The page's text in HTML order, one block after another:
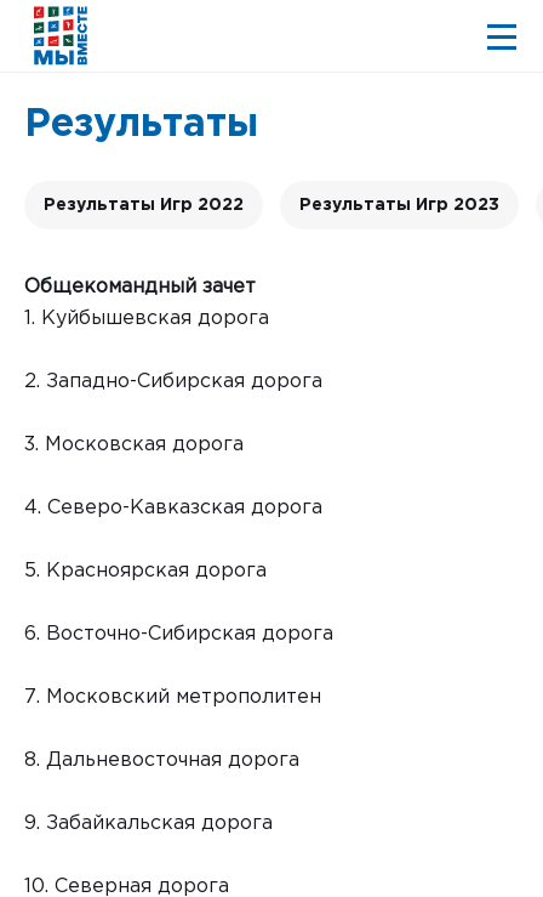
Результаты
Результаты Игр 2022 Результаты Игр 2023
Общекомандный зачет
1. Куйбышевская дорога
2. Западно-Сибирская дорога
3. Московская дорога
4. Северо-Кавказская дорога
5. Красноярская дорога
6. Восточно-Сибирская дорога
7. Московский метрополитен
8. Дальневосточная дорога
9. Забайкальская дорога
10. Северная дорога